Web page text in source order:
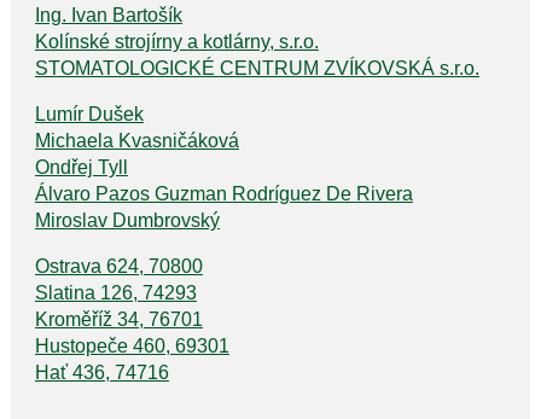
Ing. Ivan Bartošík
Kolínské strojírny a kotlárny, s.r.o.
STOMATOLOGICKÉ CENTRUM ZVÍKOVSKÁ s.r.o.
Lumír Dušek
Michaela Kvasničáková
Ondřej Tyll
Álvaro Pazos Guzman Rodríguez De Rivera
Miroslav Dumbrovský
Ostrava 624, 70800
Slatina 126, 74293
Kroměříž 34, 76701
Hustopeče 460, 69301
Hať 436, 74716